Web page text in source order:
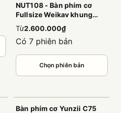
NUT108 - Bàn phím cơ
Fullsize Weikav khung
nhôm CNC nguyên khối,
âm đầm, led viền cao cấp
Từ2.600.000₫
Có 7 phiên bản
Chọn phiên bản
Bàn phím cơ Yunzii C75